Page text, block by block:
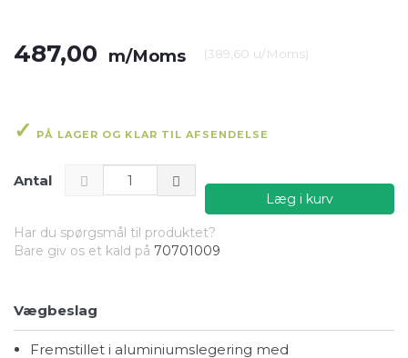
487,00 m/Moms (389,60 u/Moms)
PÅ LAGER OG KLAR TIL AFSENDELSE
Antal
Læg i kurv
Har du spørgsmål til produktet?
Bare giv os et kald på 70701009
Vægbeslag
fremstillet i aluminiumslegering med